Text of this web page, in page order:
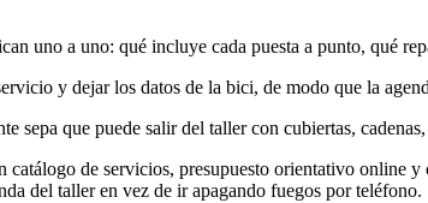
uno a uno: qué incluye cada puesta a punto, qué
y dejar los datos de la bici, de modo que la
sepa que puede salir del taller con cubiertas,
de servicios, presupuesto orientativo online
del taller en vez de ir apagando fuegos por teléfono.